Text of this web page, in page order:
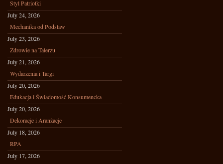
Styl Patriotki
July 24, 2026
Mechanika od Podstaw
July 23, 2026
Zdrowie na Talerzu
July 21, 2026
Wydarzenia i Targi
July 20, 2026
Edukacja i Świadomość Konsumencka
July 20, 2026
Dekoracje i Aranżacje
July 18, 2026
RPA
July 17, 2026